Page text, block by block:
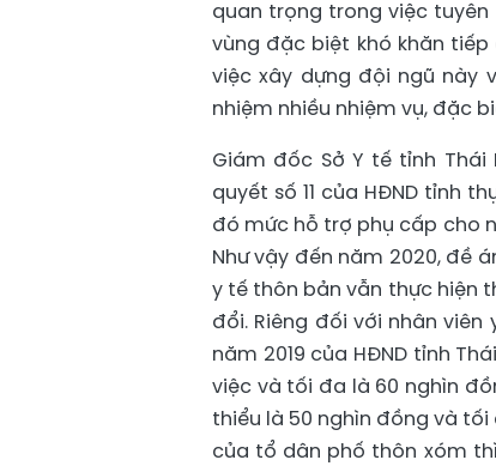
quan trọng trong việc tuyên
vùng đặc biệt khó khăn tiếp
việc xây dựng đội ngũ này
nhiệm nhiều nhiệm vụ, đặc
Giám đốc Sở Y tế tỉnh Thái
quyết số 11 của HĐND tỉnh
đó mức hỗ trợ phụ cấp cho
Như vậy đến năm 2020, đề
y tế thôn bản vẫn thực hiện
đổi. Riêng đối với nhân
năm 2019 của HĐND tỉnh
việc và tối đa là 60 nghìn
thiểu là 50 nghìn đồng và
của tổ dân phố thôn xóm